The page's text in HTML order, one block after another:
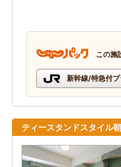
この施
新幹線/特急付
ティースタンドスタイル